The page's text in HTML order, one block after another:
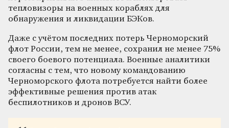
тепловизоры на военных кораблях для
обнаружения и ликвидации БЭКов.
Даже с учётом последних потерь Черноморский
флот России, тем не менее, сохранил не менее 75%
своего боевого потенциала. Военные аналитики
согласны с тем, что новому командованию
Черноморского флота потребуется найти более
эффективные решения против атак
беспилотников и дронов ВСУ.